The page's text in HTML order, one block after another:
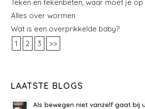
Teken en tekenbeten, waar moet je op
Alles over wormen
Wat is een overprikkelde baby?
1
2 3 >>
LAATSTE BLOGS
Als bewegen niet vanzelf gaat bij